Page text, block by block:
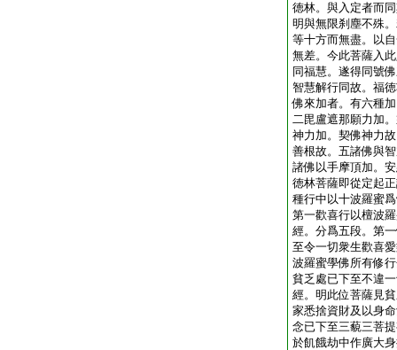
徳林。與入定者而
明與無限刹塵不殊
等十方而無盡。以
無差。今此菩薩入
同福慧。遂得同號
智慧解行同故。福
佛來加者。有六種
二毘盧遮那願力加
神力加。契佛神力
善根故。五諸佛與
諸佛以手摩頂加。
徳林菩薩即從定起
種行中以十波羅蜜
第一歡喜行以檀波
經。分爲五段。第
至令一切衆生歡喜
波羅蜜學佛所有修
貧乏處已下至不違
經。明此位菩薩見
家悉捨資財及以身
念已下至三藐三菩
於飢餓劫中作廣大